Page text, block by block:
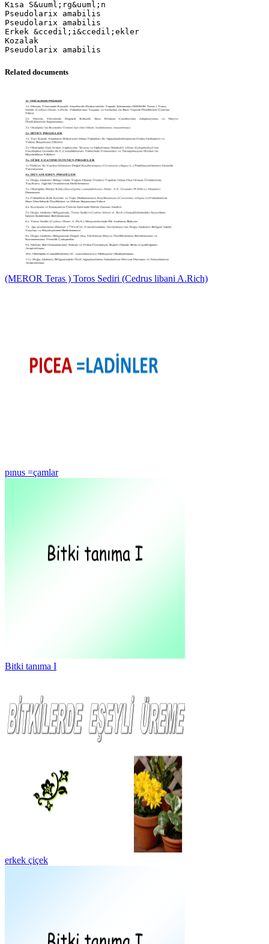
Related documents
(MEROR Teras ) Toros Sediri (Cedrus libani A.Rich)
pınus =çamlar
Bitki tanıma I
erkek çiçek